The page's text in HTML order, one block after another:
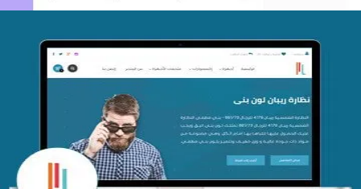
تصميم متجر اي كير
التفاصيل